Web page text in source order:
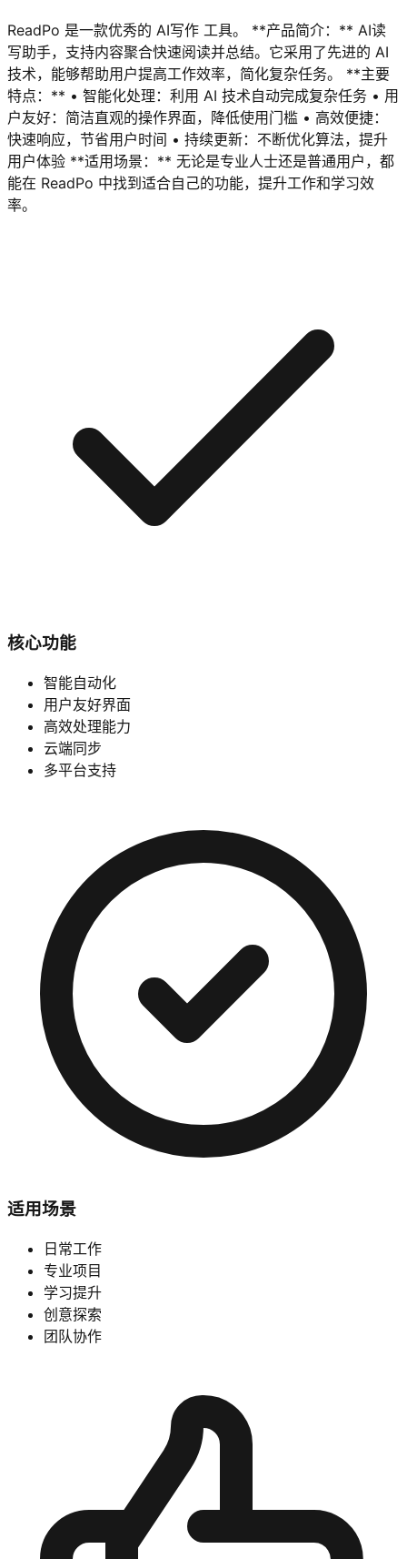
ReadPo 是一款优秀的 AI写作 工具。 **产品简介：** AI读
写助手，支持内容聚合快速阅读并总结。它采用了先进的 AI
技术，能够帮助用户提高工作效率，简化复杂任务。 **主要
特点：** • 智能化处理：利用 AI 技术自动完成复杂任务 • 用
户友好：简洁直观的操作界面，降低使用门槛 • 高效便捷：
快速响应，节省用户时间 • 持续更新：不断优化算法，提升
用户体验 **适用场景：** 无论是专业人士还是普通用户，都
能在 ReadPo 中找到适合自己的功能，提升工作和学习效
率。
核心功能
智能自动化
用户友好界面
高效处理能力
云端同步
多平台支持
适用场景
日常工作
专业项目
学习提升
创意探索
团队协作